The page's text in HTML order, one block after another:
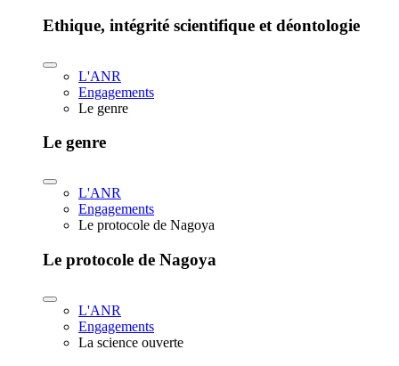
Ethique, intégrité scientifique et déontologie
L'ANR
Engagements
Le genre
Le genre
L'ANR
Engagements
Le protocole de Nagoya
Le protocole de Nagoya
L'ANR
Engagements
La science ouverte